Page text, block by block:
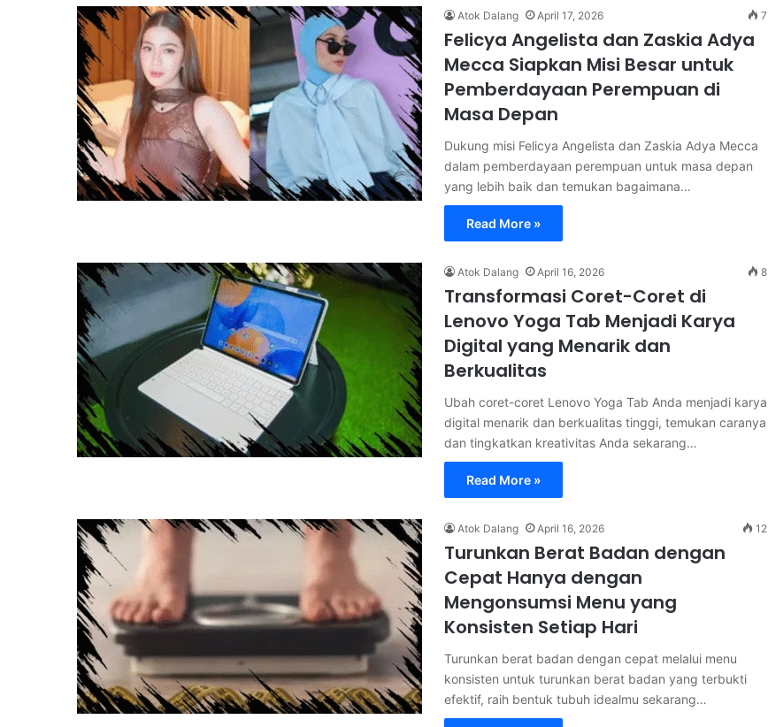
Atok Dalang April 17, 2026 7
Felicya Angelista dan Zaskia Adya
Mecca Siapkan Misi Besar untuk
Pemberdayaan Perempuan di
Masa Depan
Dukung misi Felicya Angelista dan Zaskia Adya Mecca
dalam pemberdayaan perempuan untuk masa depan
yang lebih baik dan temukan bagaimana…
Read More »
Atok Dalang April 16, 2026 8
Transformasi Coret-Coret di
Lenovo Yoga Tab Menjadi Karya
Digital yang Menarik dan
Berkualitas
Ubah coret-coret Lenovo Yoga Tab Anda menjadi karya
digital menarik dan berkualitas tinggi, temukan caranya
dan tingkatkan kreativitas Anda sekarang…
Read More »
Atok Dalang April 16, 2026 12
Turunkan Berat Badan dengan
Cepat Hanya dengan
Mengonsumsi Menu yang
Konsisten Setiap Hari
Turunkan berat badan dengan cepat melalui menu
konsisten untuk turunkan berat badan yang terbukti
efektif, raih bentuk tubuh idealmu sekarang…